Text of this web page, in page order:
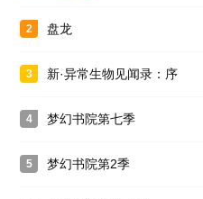
以坦
父母、比别的孩子更渴望爱的“
动画系列片，毛毛糙糙又不失机
2 盘龙
3 新·异常生物见闻录：序
4 梦幻书院第七季
5 梦幻书院第2季